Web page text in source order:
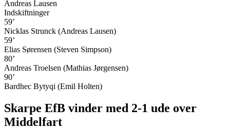
Andreas Lausen
Indskiftninger
59’
Nicklas Strunck (Andreas Lausen)
59’
Elias Sørensen (Steven Simpson)
80’
Andreas Troelsen (Mathias Jørgensen)
90’
Bardhec Bytyqi (Emil Holten)
Skarpe EfB vinder med 2-1 ude over
Middelfart